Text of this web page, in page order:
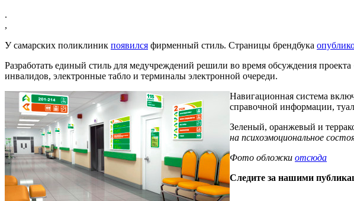
.
,
У самарских поликлиник появился фирменный стиль. Страницы брендбука
Разработать единый стиль для медучреждений решили во время обсуждения
инвалидов, электронные табло и терминалы электронной очереди.
Навигационная система
справочной информации,
Зеленый, оранжевый и
на психоэмоциональное
Фото обложки отсюда
Следите за нашими